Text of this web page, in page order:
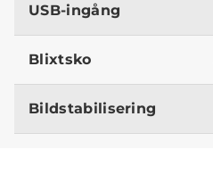
USB-ingång
Blixtsko
Bildstabilisering